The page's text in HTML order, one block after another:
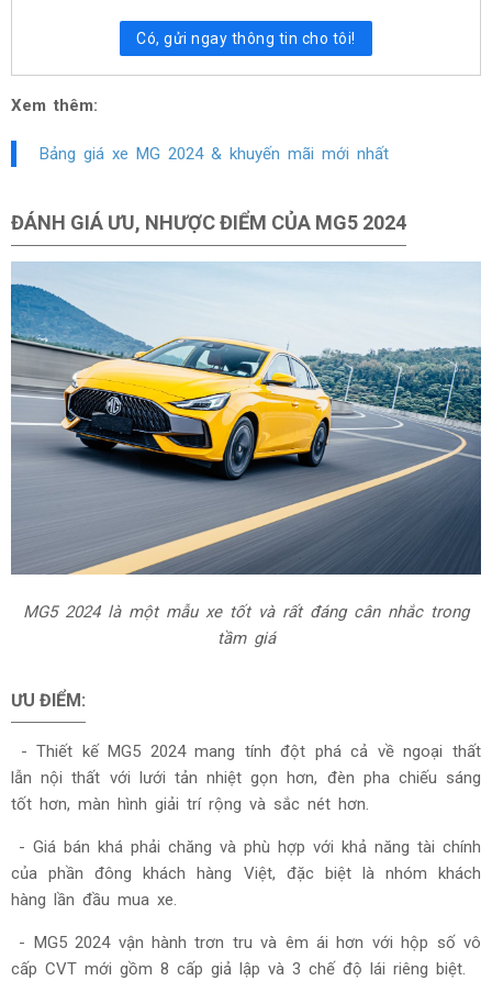
Có, gửi ngay thông tin cho tôi!
Xem thêm:
Bảng giá xe MG 2024 & khuyến mãi mới nhất
ĐÁNH GIÁ ƯU, NHƯỢC ĐIỂM CỦA MG5 2024
MG5 2024 là một mẫu xe tốt và rất đáng cân nhắc trong
tầm giá
ƯU ĐIỂM:
- Thiết kế MG5 2024mang tính đột phá cả về ngoại thất
lẫn nội thất với lưới tản nhiệt gọn hơn, đèn pha chiếu sáng
tốt hơn, màn hình giải trí rộng và sắc nét hơn.
- Giá bán khá phải chăng và phù hợp với khả năng tài chính
của phần đông khách hàng Việt, đặc biệt là nhóm khách
hàng lần đầu mua xe.
- MG5 2024vận hành trơn tru và êm ái hơn với hộp số vô
cấp CVT mới gồm 8 cấp giả lập và 3 chế độ lái riêng biệt.